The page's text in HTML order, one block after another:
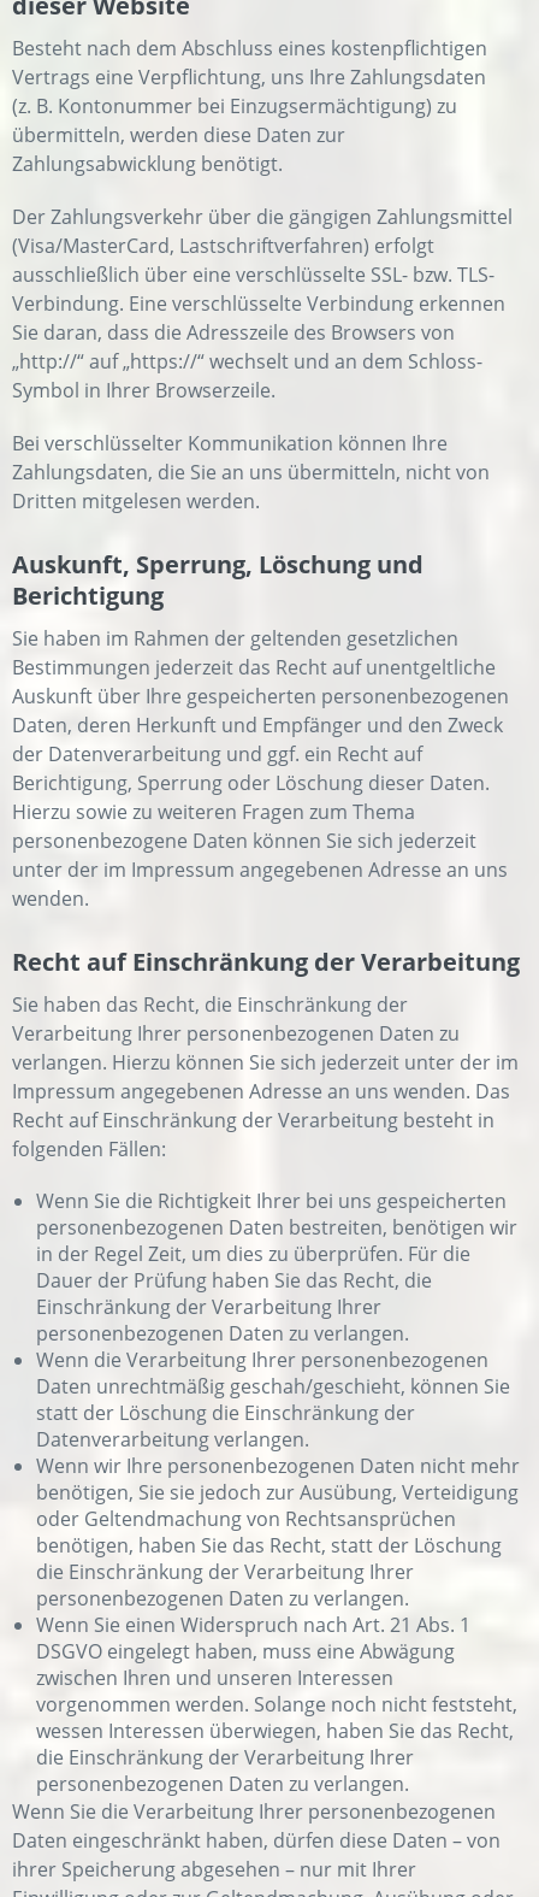
Besteht nach dem Abschluss eines kostenpflichtigen
Vertrags eine Verpflichtung, uns Ihre Zahlungsdaten
(z. B. Kontonummer bei Einzugsermächtigung) zu
übermitteln, werden diese Daten zur
Zahlungsabwicklung benötigt.
Der Zahlungsverkehr über die gängigen Zahlungsmittel
(Visa/MasterCard, Lastschriftverfahren) erfolgt
ausschließlich über eine verschlüsselte SSL- bzw. TLS-
Verbindung. Eine verschlüsselte Verbindung erkennen
Sie daran, dass die Adresszeile des Browsers von
„http://“ auf „https://“ wechselt und an dem Schloss-
Symbol in Ihrer Browserzeile.
Bei verschlüsselter Kommunikation können Ihre
Zahlungsdaten, die Sie an uns übermitteln, nicht von
Dritten mitgelesen werden.
Auskunft, Sperrung, Löschung und
Berichtigung
Sie haben im Rahmen der geltenden gesetzlichen
Bestimmungen jederzeit das Recht auf unentgeltliche
Auskunft über Ihre gespeicherten personenbezogenen
Daten, deren Herkunft und Empfänger und den Zweck
der Datenverarbeitung und ggf. ein Recht auf
Berichtigung, Sperrung oder Löschung dieser Daten.
Hierzu sowie zu weiteren Fragen zum Thema
personenbezogene Daten können Sie sich jederzeit
unter der im Impressum angegebenen Adresse an uns
wenden.
Recht auf Einschränkung der Verarbeitung
Sie haben das Recht, die Einschränkung der
Verarbeitung Ihrer personenbezogenen Daten zu
verlangen. Hierzu können Sie sich jederzeit unter der im
Impressum angegebenen Adresse an uns wenden. Das
Recht auf Einschränkung der Verarbeitung besteht in
folgenden Fällen:
Wenn Sie die Richtigkeit Ihrer bei uns gespeicherten
personenbezogenen Daten bestreiten, benötigen wir
in der Regel Zeit, um dies zu überprüfen. Für die
Dauer der Prüfung haben Sie das Recht, die
Einschränkung der Verarbeitung Ihrer
personenbezogenen Daten zu verlangen.
Wenn die Verarbeitung Ihrer personenbezogenen
Daten unrechtmäßig geschah/geschieht, können Sie
statt der Löschung die Einschränkung der
Datenverarbeitung verlangen.
Wenn wir Ihre personenbezogenen Daten nicht mehr
benötigen, Sie sie jedoch zur Ausübung, Verteidigung
oder Geltendmachung von Rechtsansprüchen
benötigen, haben Sie das Recht, statt der Löschung
die Einschränkung der Verarbeitung Ihrer
personenbezogenen Daten zu verlangen.
Wenn Sie einen Widerspruch nach Art. 21 Abs. 1
DSGVO eingelegt haben, muss eine Abwägung
zwischen Ihren und unseren Interessen
vorgenommen werden. Solange noch nicht feststeht,
wessen Interessen überwiegen, haben Sie das Recht,
die Einschränkung der Verarbeitung Ihrer
personenbezogenen Daten zu verlangen.
Wenn Sie die Verarbeitung Ihrer personenbezogenen
Daten eingeschränkt haben, dürfen diese Daten – von
ihrer Speicherung abgesehen – nur mit Ihrer